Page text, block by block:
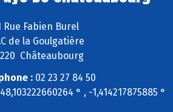
Rue Fabien Burel
de la Goulgatière
Châteaubourg
:02 23 27 84 50
° , -1,414217875885 °